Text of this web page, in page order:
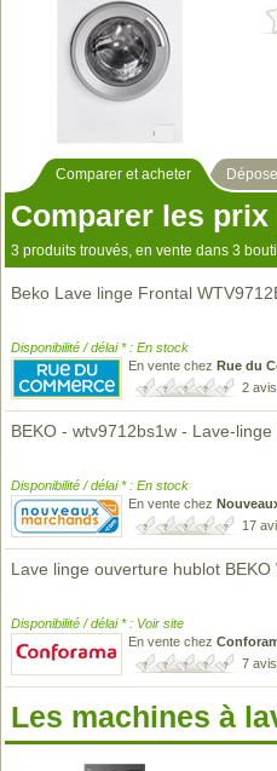
Comparer et acheter
Comparer les
3 produits trouvés, en vente dans 3
Beko Lave linge Frontal
Disponibilité / délai * : En stock
En vente chez Rue du
2
BEKO - wtv9712bs1w - Lave-
Disponibilité / délai * : En stock
En vente chez
17
Lave linge ouverture hublot BEKO
Disponibilité / délai * : Voir site
En vente chez
7
Les machines à